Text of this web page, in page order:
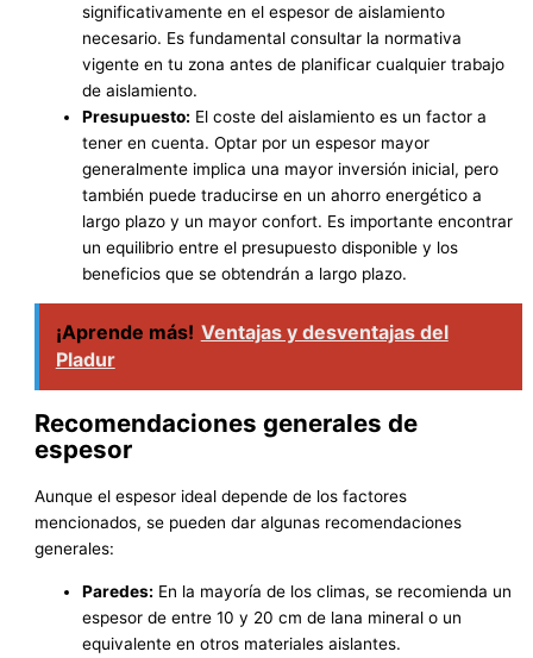
significativamente en el espesor de aislamiento
necesario. Es fundamental consultar la normativa
vigente en tu zona antes de planificar cualquier trabajo
de aislamiento.
Presupuesto: El coste del aislamiento es un factor a
tener en cuenta. Optar por un espesor mayor
generalmente implica una mayor inversión inicial, pero
también puede traducirse en un ahorro energético a
largo plazo y un mayor confort. Es importante encontrar
un equilibrio entre el presupuesto disponible y los
beneficios que se obtendrán a largo plazo.
¡Aprende más! Ventajas y desventajas del
Pladur
Recomendaciones generales de
espesor
Aunque el espesor ideal depende de los factores
mencionados, se pueden dar algunas recomendaciones
generales:
Paredes: En la mayoría de los climas, se recomienda un
espesor de entre 10 y 20 cm de lana mineral o un
equivalente en otros materiales aislantes.